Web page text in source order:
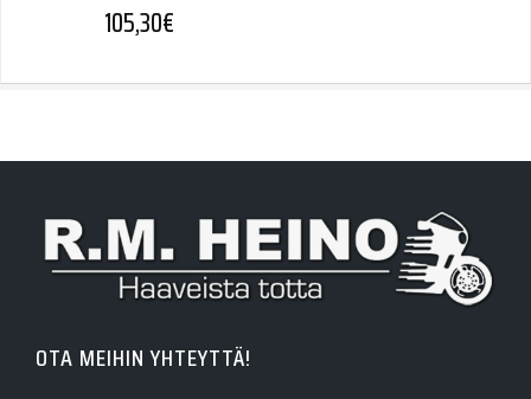
105,30€
OTA MEIHIN YHTEYTTÄ!